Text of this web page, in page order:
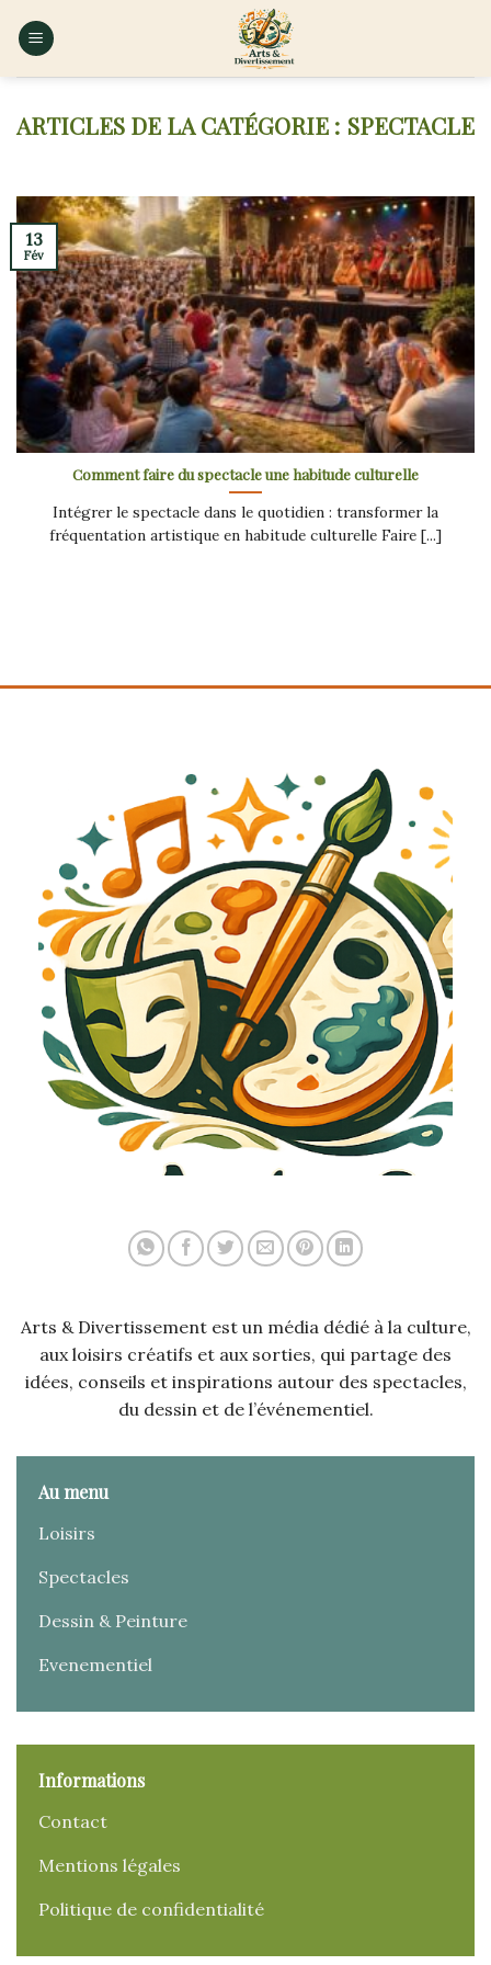
SPECTACLE
Comment faire du spectacle une habitude culturelle
Intégrer le spectacle dans le quotidien : transformer la
fréquentation artistique en habitude culturelle Faire [...]
13
Fév
Arts & Divertissement est un média dédié à la culture,
aux loisirs créatifs et aux sorties, qui partage des
idées, conseils et inspirations autour des spectacles,
du dessin et de l’événementiel.
Au menu
Loisirs
Spectacles
Dessin & Peinture
Evenementiel
Informations
Contact
Mentions légales
Politique de confidentialité